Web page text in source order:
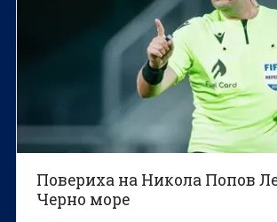
Повериха на Никола Попов
Черно море